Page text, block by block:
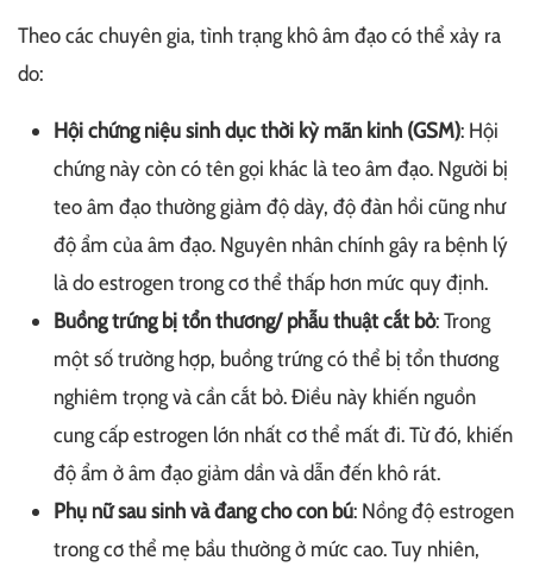
Theo các chuyên gia, tình trạng khô âm đạo có thể xảy ra
do:
Hội chứng niệu sinh dục thời kỳ mãn kinh (GSM): Hội
chứng này còn có tên gọi khác là teo âm đạo. Người bị
teo âm đạo thường giảm độ dày, độ đàn hồi cũng như
độ ẩm của âm đạo. Nguyên nhân chính gây ra bệnh lý
là do estrogen trong cơ thể thấp hơn mức quy định.
Buồng trứng bị tổn thương/ phẫu thuật cắt bỏ: Trong
một số trường hợp, buồng trứng có thể bị tổn thương
nghiêm trọng và cần cắt bỏ. Điều này khiến nguồn
cung cấp estrogen lớn nhất cơ thể mất đi. Từ đó, khiến
độ ẩm ở âm đạo giảm dần và dẫn đến khô rát.
Phụ nữ sau sinh và đang cho con bú: Nồng độ estrogen
trong cơ thể mẹ bầu thường ở mức cao. Tuy nhiên,